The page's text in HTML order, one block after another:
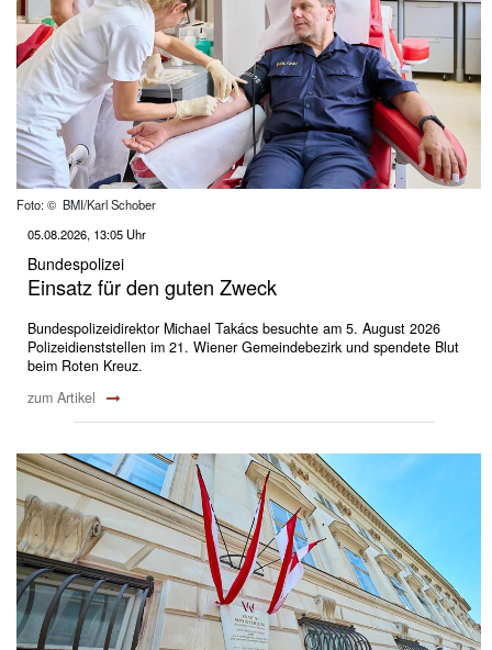
Foto: © BMI/Karl Schober
05.08.2026, 13:05 Uhr
Bundespolizei
Einsatz für den guten Zweck
Bundespolizeidirektor Michael Takács besuchte am 5. August 2026
Polizeidienststellen im 21. Wiener Gemeindebezirk und spendete Blut
beim Roten Kreuz.
zum Artikel